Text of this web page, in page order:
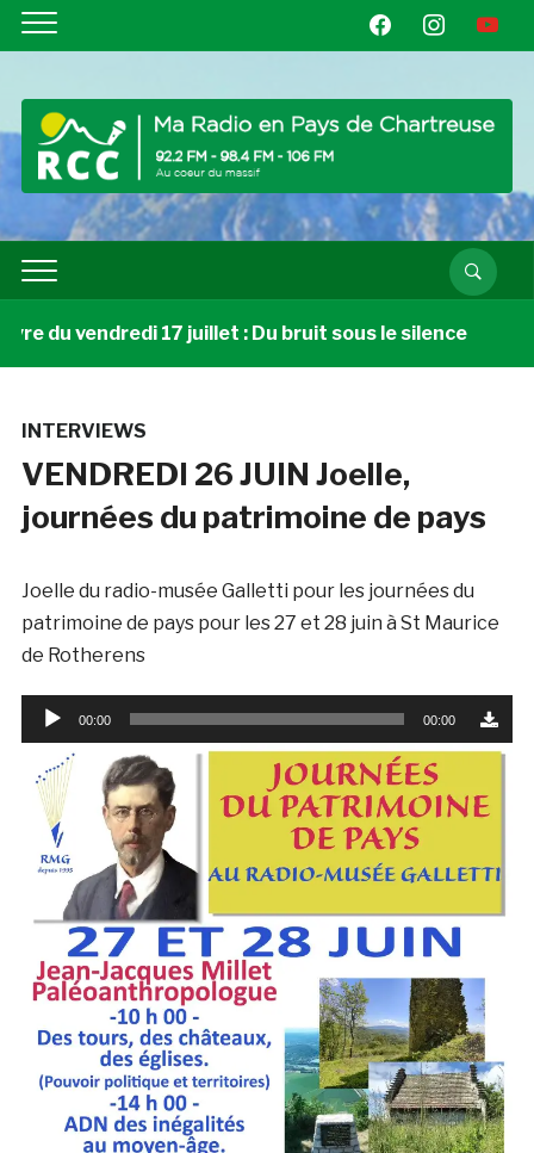
facebookinstagramyoutube
du vendredi 17 juillet : Du bruit sous le silence
INTERVIEWS
VENDREDI 26 JUIN Joelle,
journées du patrimoine de pays
Joelle du radio-musée Galletti pour les journées du
patrimoine de pays pour les 27 et 28 juin à St Maurice
de Rotherens
Lecteur
audio
00:00 00:00